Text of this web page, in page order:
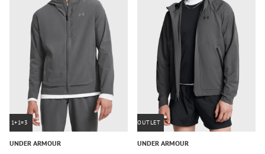
1+1=3
UNDER ARMOUR
OUTLET
UNDER ARMOUR